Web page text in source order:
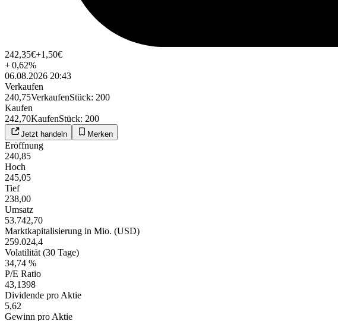
242,35€+1,50€
+0,62%
06.08.2026 20:43
Verkaufen
240,75VerkaufenStück: 200
Kaufen
242,70KaufenStück: 200
Jetzt handeln Merken
Eröffnung
240,85
Hoch
245,05
Tief
238,00
Umsatz
53.742,70
Marktkapitalisierung in Mio. (USD)
259.024,4
Volatilität (30 Tage)
34,74 %
P/E Ratio
43,1398
Dividende pro Aktie
5,62
Gewinn pro Aktie